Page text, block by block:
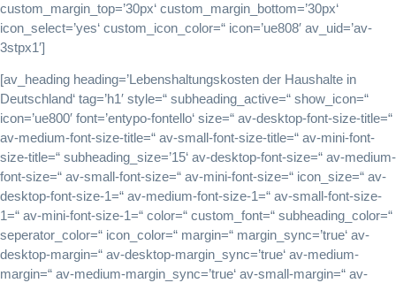
custom_margin_top=’30px‘ custom_margin_bottom=’30px‘
icon_select=’yes‘ custom_icon_color=“ icon=’ue808′ av_uid=’av-
3stpx1′]
[av_heading heading=’Lebenshaltungskosten der Haushalte in
Deutschland‘ tag=’h1′ style=“ subheading_active=“ show_icon=“
icon=’ue800′ font=’entypo-fontello‘ size=“ av-desktop-font-size-title=“
av-medium-font-size-title=“ av-small-font-size-title=“ av-mini-font-
size-title=“ subheading_size=’15‘ av-desktop-font-size=“ av-medium-
font-size=“ av-small-font-size=“ av-mini-font-size=“ icon_size=“ av-
desktop-font-size-1=“ av-medium-font-size-1=“ av-small-font-size-
1=“ av-mini-font-size-1=“ color=“ custom_font=“ subheading_color=“
seperator_color=“ icon_color=“ margin=“ margin_sync=’true‘ av-
desktop-margin=“ av-desktop-margin_sync=’true‘ av-medium-
margin=“ av-medium-margin_sync=’true‘ av-small-margin=“ av-